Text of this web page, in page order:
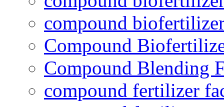
compound
Compound
Compound Blending
compound fertilizer